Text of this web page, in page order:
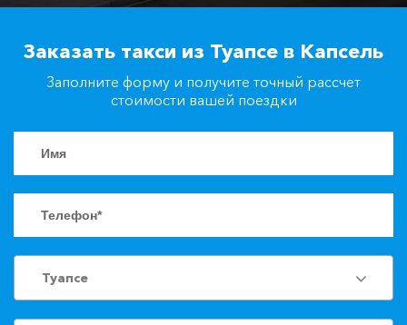
+7(861)217-90-04
Заказать такси из Туапсе в Капсель
Заполните форму и получите точный рассчет
стоимости вашей поездки
Туапсе